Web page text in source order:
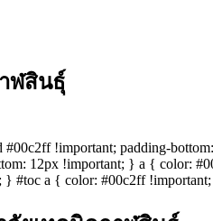
ฬสินธุ์
!important; padding-
12px !important; } a { color:
#toc a { color: #00c2ff